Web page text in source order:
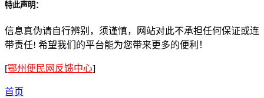
特此声明：
信息真伪请自行辨别，须谨慎，网站对此不承担任何保证或连
带责任! 希望我们的平台能为您带来更多的便利！
[鄂州便民网反馈中心]
首页